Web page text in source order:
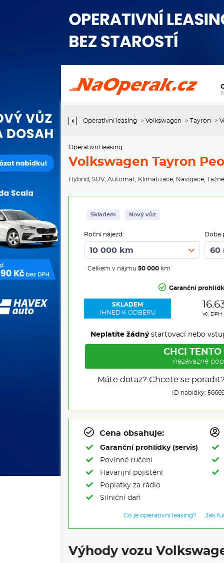
Operativní leasing Volkswagen Tayron People 1,5 TSI 150 kW
eHybrid
Operativní leasing > Volkswagen > Tayron >
Operativní leasing
Volkswagen Tayron
Hybrid SUV, Automat Klimatizace Navigace
Skladem Nový vůz
Roční nájezd:
Celkem v nájmu 50 000 km
Doba
Garanční
SKLADEM
IHNED K ODBĚRU
vč.
Neplatíte žádnýstartovací nebo
CHCI TENTO
nezávazně
Máte dotaz? Chcete se poradit?
ID nabídky:
Cena obsahuje:
Garanční prohlídky (servis)
Povinné ručení
Havarijní pojištění
Poplatky za rádio
Silniční daň
Co je operativní leasing? Jak
Výhody vozu